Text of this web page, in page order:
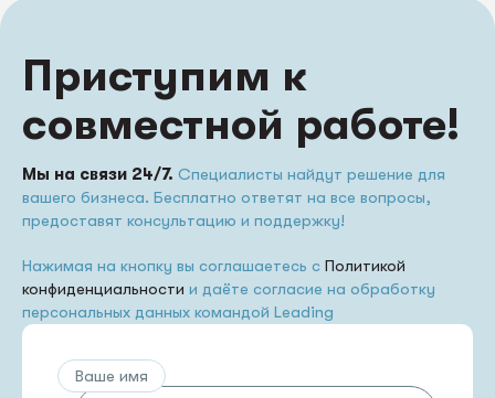
Приступим к
совместной работе!
Мы на связи 24/7. Специалисты найдут решение для
вашего бизнеса. Бесплатно ответят на все вопросы,
предоставят консультацию и поддержку!
Нажимая на кнопку вы соглашаетесь с Политикой
конфиденциальности и даёте согласие на обработку
персональных данных командой Leading
Ваше имя